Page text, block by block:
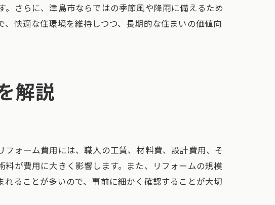
さらに、津島市ならではの季節風や降雨に備えるため
快適な住環境を維持しつつ、長期的な住まいの価値向
解説
ォーム費用には、職人の工賃、材料費、設計費用、そ
が費用に大きく影響します。また、リフォームの規模
ることが多いので、事前に細かく確認することが大切